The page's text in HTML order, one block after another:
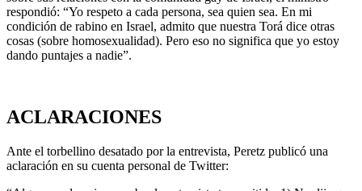
respondió: “Yo respeto a cada persona, sea quien sea. En mi
condición de rabino en Israel, admito que nuestra Torá dice otras
cosas (sobre homosexualidad). Pero eso no significa que yo estoy
dando puntajes a nadie”.
ACLARACIONES
Ante el torbellino desatado por la entrevista, Peretz publicó una
aclaración en su cuenta personal de Twitter: